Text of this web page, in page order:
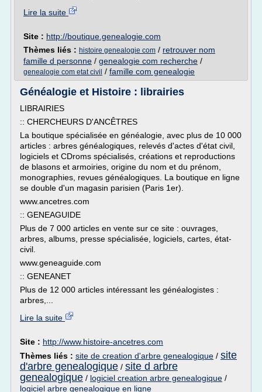
Lire la suite
Site : http://boutique.genealogie.com
Thèmes liés : histoire genealogie com / retrouver nom
famille d personne / genealogie com recherche /
genealogie com etat civil / famille com genealogie
Généalogie et Histoire : librairies
LIBRAIRIES
:: CHERCHEURS D'ANCÊTRES
La boutique spécialisée en généalogie, avec plus de 10 000
articles : arbres généalogiques, relevés d'actes d'état civil,
logiciels et CDroms spécialisés, créations et reproductions
de blasons et armoiries, origine du nom et du prénom,
monographies, revues généalogiques. La boutique en ligne
se double d'un magasin parisien (Paris 1er).
www.ancetres.com
:: GENEAGUIDE
Plus de 7 000 articles en vente sur ce site : ouvrages,
arbres, albums, presse spécialisée, logiciels, cartes, état-
civil.
www.geneaguide.com
:: GENEANET
Plus de 12 000 articles intéressant les généalogistes :
arbres,...
Lire la suite
Site : http://www.histoire-ancetres.com
Thèmes liés : site de creation d'arbre genealogique / site
d'arbre genealogique / site d arbre
genealogique / logiciel creation arbre genealogique /
logiciel arbre genealogique en ligne